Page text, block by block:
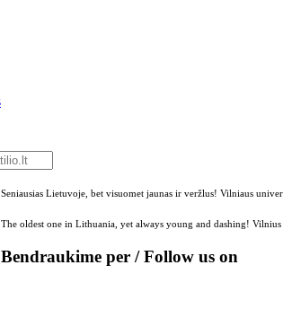
Seniausias Lietuvoje, bet visuomet jaunas ir veržlus! Vilniaus
The oldest one in Lithuania, yet always young and dashing!
Bendraukime per / Follow us on